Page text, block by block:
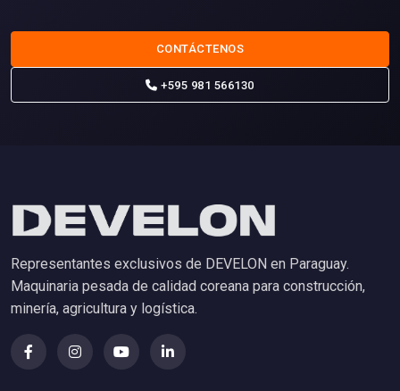
CONTÁCTENOS
+595 981 566130
Representantes exclusivos de DEVELON en Paraguay.
Maquinaria pesada de calidad coreana para construcción,
minería, agricultura y logística.